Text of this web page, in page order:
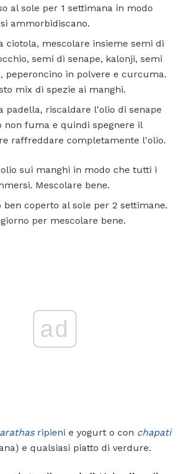
al sole per 1 settimana in modo
ammorbidiscano.
ciotola, mescolare insieme semi di
semi di senape, kalonji, semi
peperoncino in polvere e curcuma.
mix di spezie ai manghi.
padella, riscaldare l'olio di senape
non fuma e quindi spegnere il
raffreddare completamente l'olio.
sui manghi in modo che tutti i
Mescolare bene.
ben coperto al sole per 2 settimane.
per mescolare bene.
ad
ripieni e yogurt o con chapati
e qualsiasi piatto di verdure.